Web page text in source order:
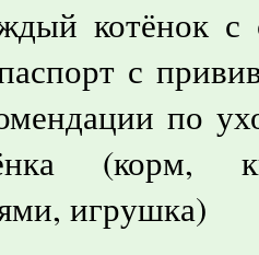
котёнок с
с
по
(корм,
игрушка)